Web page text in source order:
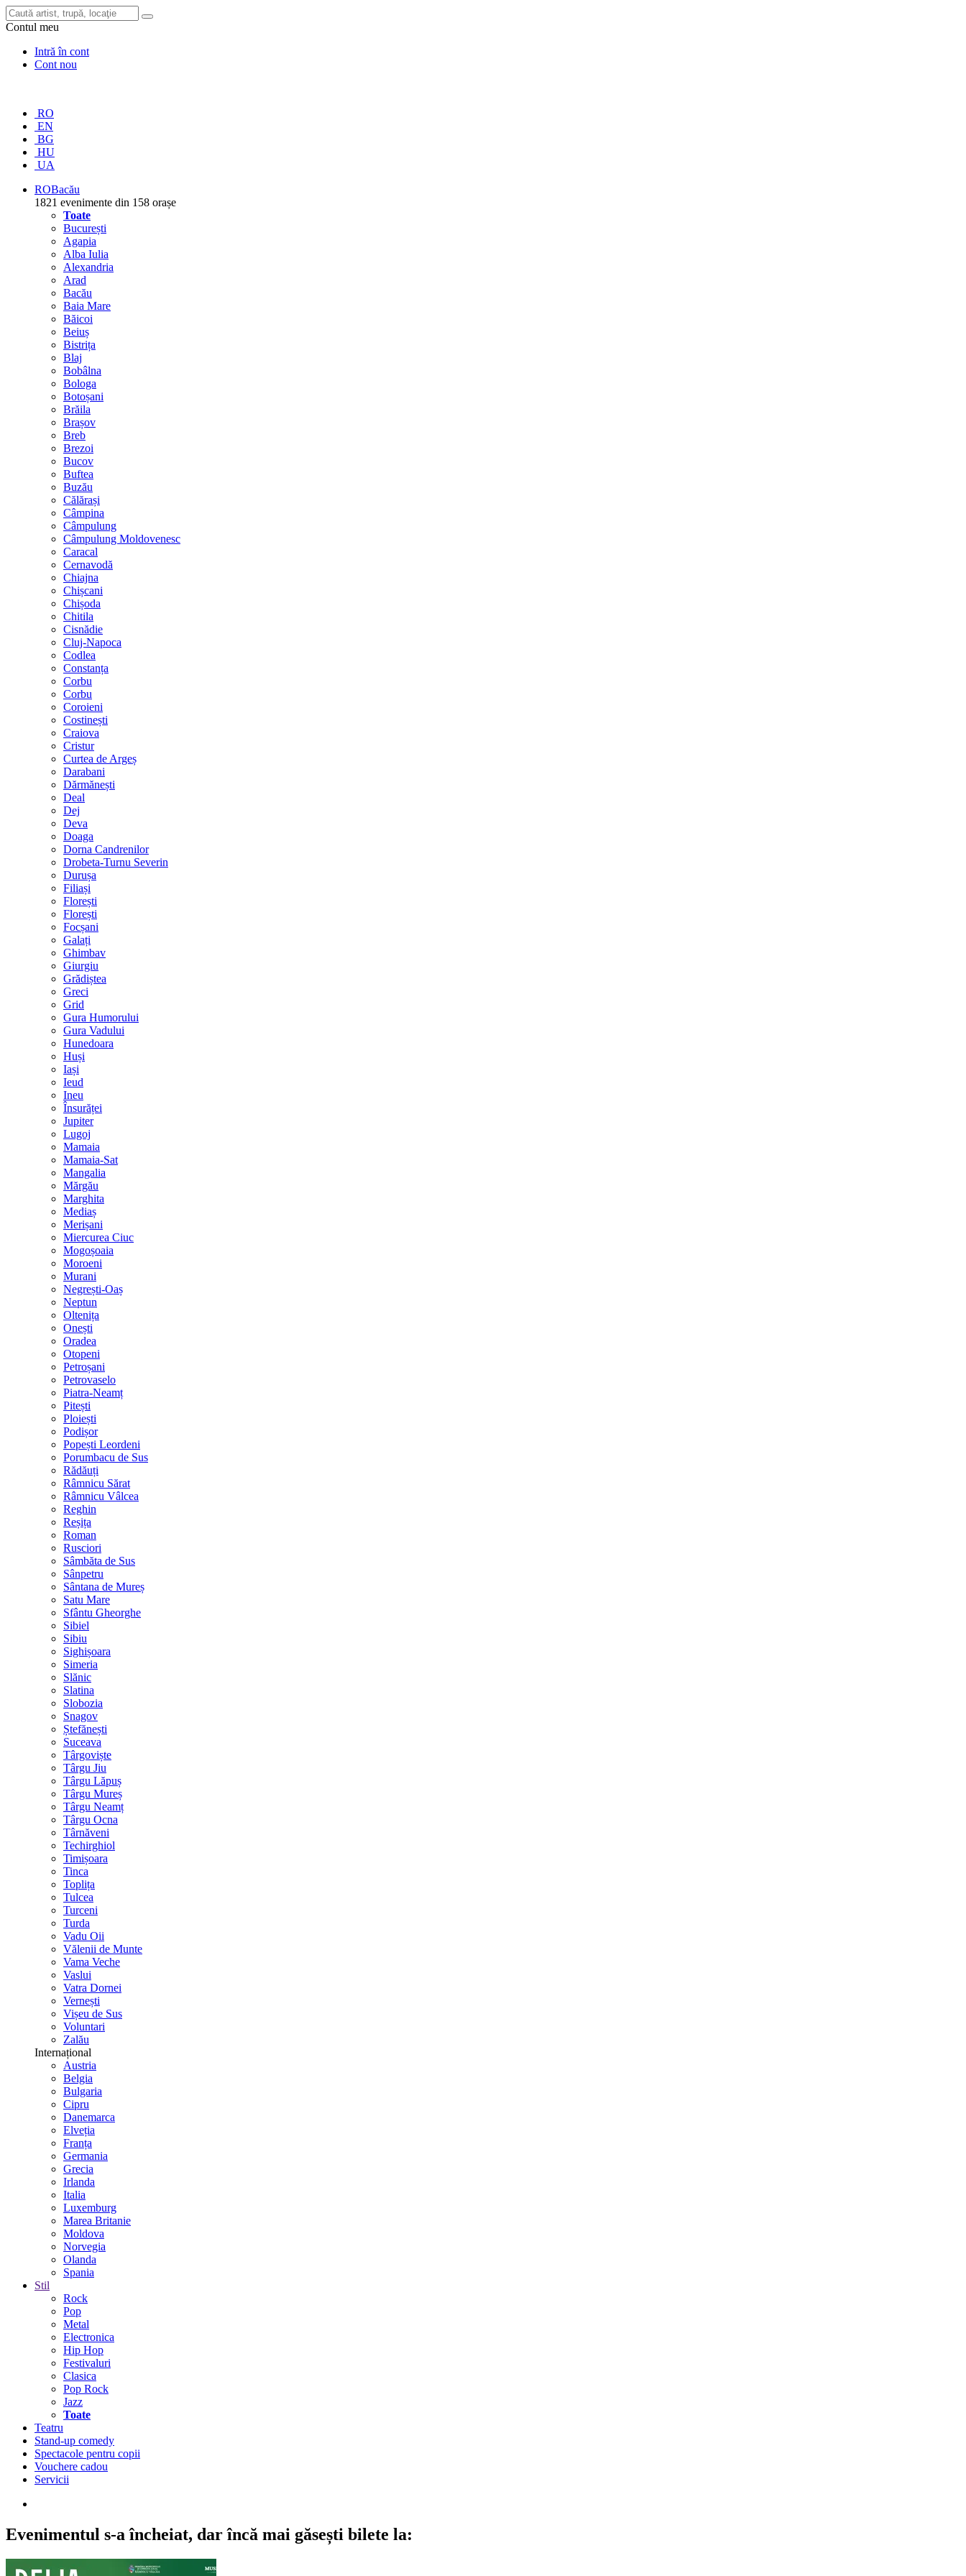
Contul meu
Intră în cont
Cont nou
RO
EN
BG
HU
UA
ROBacău
1821 evenimente din 158 orașe
Toate
București
Agapia
Alba Iulia
Alexandria
Arad
Bacău
Baia Mare
Băicoi
Beiuș
Bistrița
Blaj
Bobâlna
Bologa
Botoșani
Brăila
Brașov
Breb
Brezoi
Bucov
Buftea
Buzău
Călărași
Câmpina
Câmpulung
Câmpulung Moldovenesc
Caracal
Cernavodă
Chiajna
Chișcani
Chișoda
Chitila
Cisnădie
Cluj-Napoca
Codlea
Constanța
Corbu
Corbu
Coroieni
Costinești
Craiova
Cristur
Curtea de Argeș
Darabani
Dărmănești
Deal
Dej
Deva
Doaga
Dorna Candrenilor
Drobeta-Turnu Severin
Durușa
Filiași
Florești
Florești
Focșani
Galați
Ghimbav
Giurgiu
Grădiștea
Greci
Grid
Gura Humorului
Gura Vadului
Hunedoara
Huși
Iași
Ieud
Ineu
Însurăței
Jupiter
Lugoj
Mamaia
Mamaia-Sat
Mangalia
Mărgău
Marghita
Mediaș
Merișani
Miercurea Ciuc
Mogoșoaia
Moroeni
Murani
Negrești-Oaș
Neptun
Oltenița
Onești
Oradea
Otopeni
Petroșani
Petrovaselo
Piatra-Neamț
Pitești
Ploiești
Podișor
Popești Leordeni
Porumbacu de Sus
Rădăuți
Râmnicu Sărat
Râmnicu Vâlcea
Reghin
Reșița
Roman
Rusciori
Sâmbăta de Sus
Sânpetru
Sântana de Mureș
Satu Mare
Sfântu Gheorghe
Sibiel
Sibiu
Sighișoara
Simeria
Slănic
Slatina
Slobozia
Snagov
Ștefănești
Suceava
Târgoviște
Târgu Jiu
Târgu Lăpuș
Târgu Mureș
Târgu Neamț
Târgu Ocna
Târnăveni
Techirghiol
Timișoara
Tinca
Toplița
Tulcea
Turceni
Turda
Vadu Oii
Vălenii de Munte
Vama Veche
Vaslui
Vatra Dornei
Vernești
Vișeu de Sus
Voluntari
Zalău
Internațional
Austria
Belgia
Bulgaria
Cipru
Danemarca
Elveția
Franța
Germania
Grecia
Irlanda
Italia
Luxemburg
Marea Britanie
Moldova
Norvegia
Olanda
Spania
Stil
Rock
Pop
Metal
Electronica
Hip Hop
Festivaluri
Clasica
Pop Rock
Jazz
Toate
Teatru
Stand-up comedy
Spectacole pentru copii
Vouchere cadou
Servicii
Evenimentul s-a încheiat, dar încă mai găsești bilete la: